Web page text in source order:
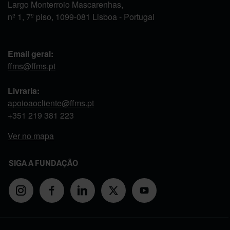
Largo Monterroio Mascarenhas,
nº 1, 7º piso, 1099-081 Lisboa - Portugal
Email geral:
ffms@ffms.pt
Livraria:
apoioaocliente@ffms.pt
+351 219 381 223
Ver no mapa
SIGA A FUNDAÇÃO